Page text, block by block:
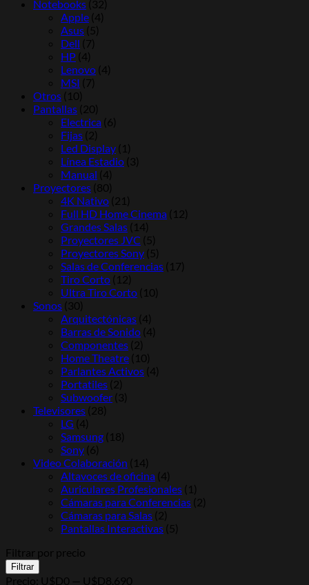
Notebooks (32)
Apple (4)
Asus (5)
Dell (7)
HP (4)
Lenovo (4)
MSI (7)
Otros (10)
Pantallas (20)
Electrica (6)
Fijas (2)
Led Display (1)
Línea Estadio (3)
Manual (4)
Proyectores (80)
4K Nativo (21)
Full HD Home Cinema (12)
Grandes Salas (14)
Proyectores JVC (5)
Proyectores Sony (5)
Salas de Conferencias (17)
Tiro Corto (12)
Ultra Tiro Corto (10)
Sonos (30)
Arquitectónicas (4)
Barras de Sonido (4)
Componentes (2)
Home Theatre (10)
Parlantes Activos (4)
Portatiles (2)
Subwoofer (3)
Televisores (28)
LG (4)
Samsung (18)
Sony (6)
Video Colaboración (14)
Altavoces de oficina (4)
Auriculares Profesionales (1)
Cámaras para Conferencias (2)
Cámaras para Salas (2)
Pantallas Interactivas (5)
Filtrar por precio
Precio
mínimo
Precio
máximo
Filtrar
Precio: U$D0 — U$D8.690